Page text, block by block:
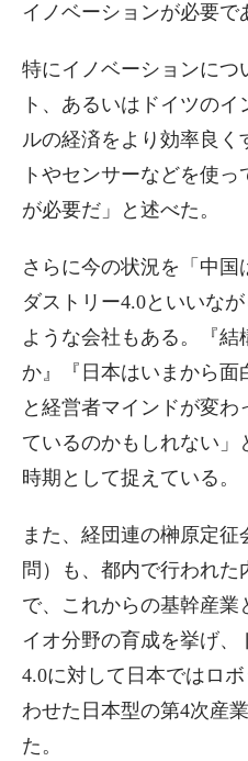
イノベーションが必要で
特にイノベーションにつ
ト、あるいはドイツの
ルの経済をより効率良く
トやセンサーなどを使
が必要だ」と述べた。
さらに今の状況を「中
ダストリー4.0といいな
ような会社もある。『
か』『日本はいまから面
と経営者マインドが変
ているのかもしれない
時期として捉えている。
また、経団連の榊原定
問）も、都内で行われた
で、これからの基幹産
イオ分野の育成を挙げ
4.0に対して日本ではロ
わせた日本型の第4次産
た。